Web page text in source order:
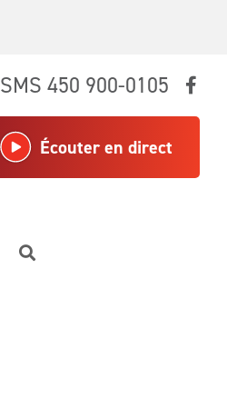
SMS 450 900-0105
Écouter en direct